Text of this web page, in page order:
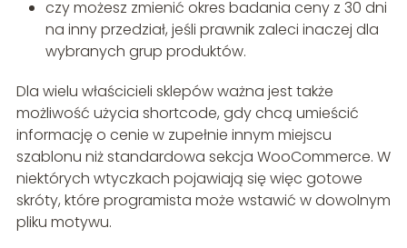
czy możesz zmienić okres badania ceny z 30 dni
na inny przedział, jeśli prawnik zaleci inaczej dla
wybranych grup produktów.
Dla wielu właścicieli sklepów ważna jest także
możliwość użycia shortcode, gdy chcą umieścić
informację o cenie w zupełnie innym miejscu
szablonu niż standardowa sekcja WooCommerce. W
niektórych wtyczkach pojawiają się więc gotowe
skróty, które programista może wstawić w dowolnym
pliku motywu.